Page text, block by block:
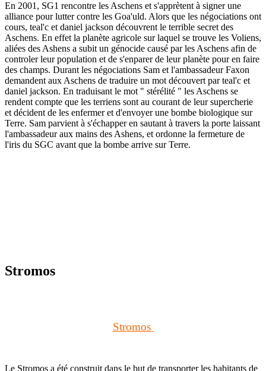
En 2001, SG1 rencontre les Aschens et s'apprètent à signer une
alliance pour lutter contre les Goa'uld. Alors que les négociations ont
cours, teal'c et daniel jackson découvrent le terrible secret des
Aschens. En effet la planète agricole sur laquel se trouve les Voliens,
aliées des Ashens a subit un génocide causé par les Aschens afin de
controler leur population et de s'enparer de leur planète pour en faire
des champs. Durant les négociations Sam et l'ambassadeur Faxon
demandent aux Aschens de traduire un mot découvert par teal'c et
daniel jackson. En traduisant le mot " stérélité " les Aschens se
rendent compte que les terriens sont au courant de leur supercherie
et décident de les enfermer et d'envoyer une bombe biologique sur
Terre. Sam parvient à s'échapper en sautant à travers la porte laissant
l'ambassadeur aux mains des Ashens, et ordonne la fermeture de
l'iris du SGC avant que la bombe arrive sur Terre.
Stromos
Stromos
Le Stromos a été construit dans le but de transporter les habitants de